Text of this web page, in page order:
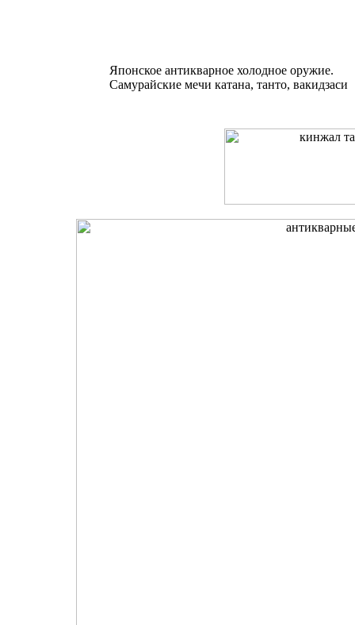
Японское антикварное холодное оружие.
Самурайские мечи катана, танто, вакидзаси